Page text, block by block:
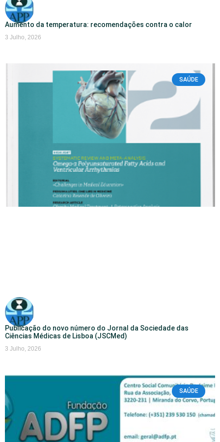
Aumento da temperatura: recomendações contra o calor
3 Julho, 2026
SAÚDE
Publicação do novo número do Jornal da Sociedade das
Ciências Médicas de Lisboa (JSCMed)
3 Julho, 2026
SAÚDE